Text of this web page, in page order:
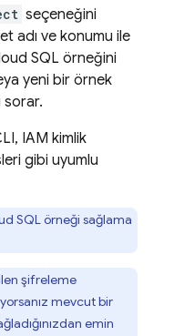
seçeneğini
adı ve konumu ile
SQL örneğini
yeni bir örnek
sorar.
IAM kimlik
gibi uyumlu
SQLörneği sağlama
şifreleme
mevcut bir
emin